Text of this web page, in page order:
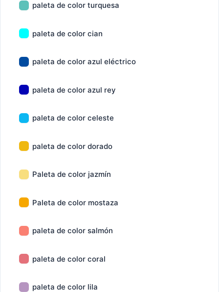
paleta de color turquesa
paleta de color cian
paleta de color azul eléctrico
paleta de color azul rey
paleta de color celeste
paleta de color dorado
Paleta de color jazmín
Paleta de color mostaza
paleta de color salmón
paleta de color coral
paleta de color lila